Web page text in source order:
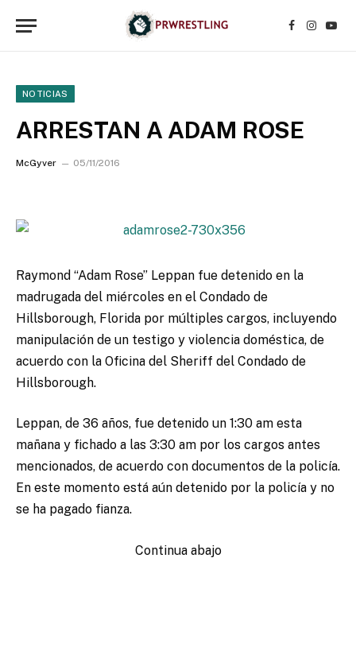
Facebook
NOTICIAS
ARRESTAN A ADAM ROSE
McGyver 05/11/2016
Raymond “Adam Rose” Leppan fue detenido en la
madrugada del miércoles en el Condado de
Hillsborough, Florida por múltiples cargos, incluyendo
manipulación de un testigo y violencia doméstica, de
acuerdo con la Oficina del Sheriff del Condado de
Hillsborough.
Leppan, de 36 años, fue detenido un 1:30 am esta
mañana y fichado a las 3:30 am por los cargos antes
mencionados, de acuerdo con documentos de la policía.
En este momento está aún detenido por la policía y no
se ha pagado fianza.
Continua abajo